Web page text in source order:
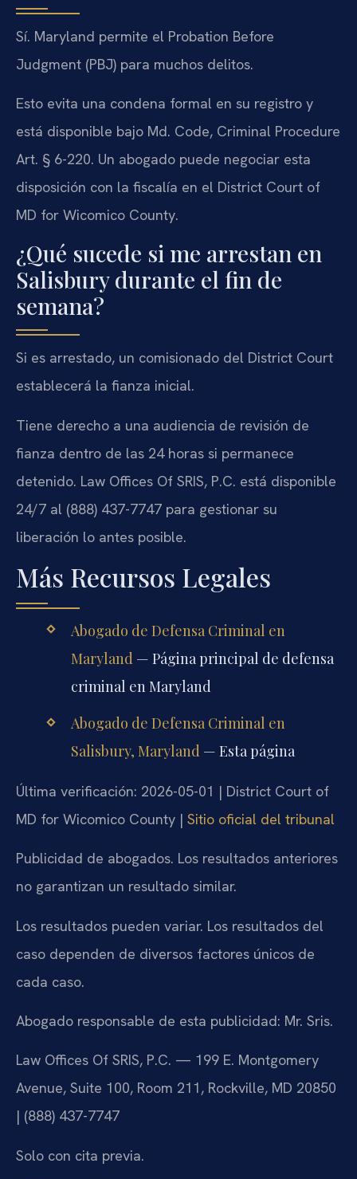
Sí. Maryland permite el Probation Before
Judgment (PBJ) para muchos delitos.
Esto evita una condena formal en su registro y
está disponible bajo Md. Code, Criminal Procedure
Art. § 6-220. Un abogado puede negociar esta
disposición con la fiscalía en el District Court of
MD for Wicomico County.
¿Qué sucede si me arrestan en
Salisbury durante el fin de
semana?
Si es arrestado, un comisionado del District Court
establecerá la fianza inicial.
Tiene derecho a una audiencia de revisión de
fianza dentro de las 24 horas si permanece
detenido. Law Offices Of SRIS, P.C. está disponible
24/7 al (888) 437-7747 para gestionar su
liberación lo antes posible.
Más Recursos Legales
Abogado de Defensa Criminal en
Maryland — Página principal de defensa
criminal en Maryland
Abogado de Defensa Criminal en
Salisbury, Maryland — Esta página
Última verificación: 2026-05-01 | District Court of
MD for Wicomico County | Sitio oficial del tribunal
Publicidad de abogados. Los resultados anteriores
no garantizan un resultado similar.
Los resultados pueden variar. Los resultados del
caso dependen de diversos factores únicos de
cada caso.
Abogado responsable de esta publicidad: Mr. Sris.
Law Offices Of SRIS, P.C. — 199 E. Montgomery
Avenue, Suite 100, Room 211, Rockville, MD 20850
| (888) 437-7747
Solo con cita previa.